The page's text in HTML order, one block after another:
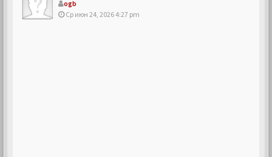
ogb
Ср июн 24, 2026 4:27 pm